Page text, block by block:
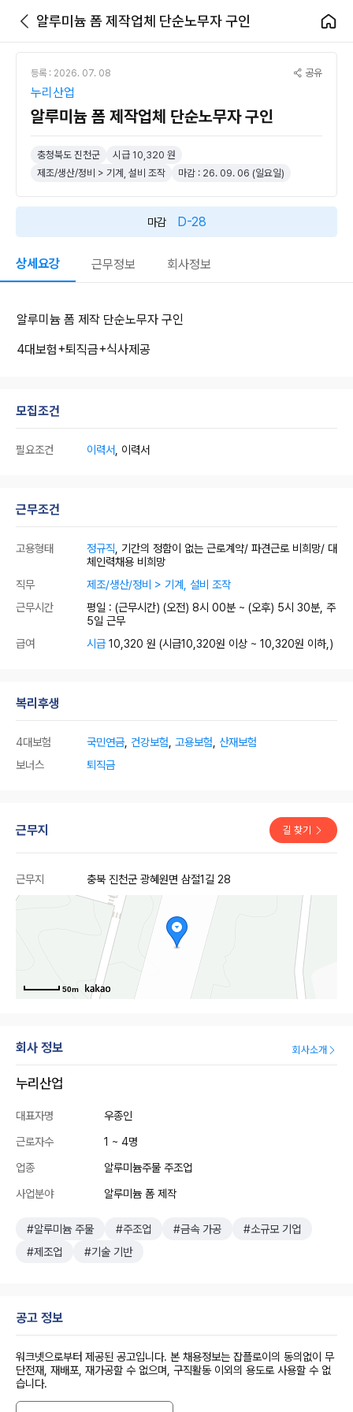
알루미늄 폼 제작업체 단순노무자 구인
등록 : 2026. 07. 08 공유
누리산업
알루미늄 폼 제작업체 단순노무자 구인
충청북도 진천군
시급 10,320 원
제조/생산/정비 > 기계, 설비 조작
마감 : 26. 09. 06 (일요일)
마감 D-28
상세요강 근무정보 회사정보
알루미늄 폼 제작 단순노무자 구인
4대보험+퇴직금+식사제공
모집조건
필요조건 이력서 , 이력서
근무조건
고용형태 정규직 , 기간의 정함이 없는 근로계약/ 파견근로 비희망/ 대
체인력채용 비희망
직무
제조/생산/정비 > 기계, 설비 조작
근무시간
평일 : (근무시간) (오전) 8시 00분 ~ (오후) 5시 30분, 주
5일 근무
급여
시급 10,320 원 (시급10,320원 이상 ~ 10,320원 이하,)
복리후생
4대보험 국민연금 건강보험 고용보험 산재보험
보너스
퇴직금
근무지 길 찾기
근무지 충북 진천군 광혜원면 삼절1길 28
50m
회사 정보 회사소개
누리산업
대표자명
우종인
근로자수
1 ~ 4명
업종
알루미늄주물 주조업
사업분야
알루미늄 폼 제작
#알루미늄 주물 #주조업 #금속 가공
#소규모 기업
#제조업
#기술 기반
공고 정보
워크넷으로부터 제공된 공고입니다. 본 채용정보는 잡플로이의 동의없이 무
단전재, 재배포, 재가공할 수 없으며, 구직활동 이외의 용도로 사용할 수 없
습니다.